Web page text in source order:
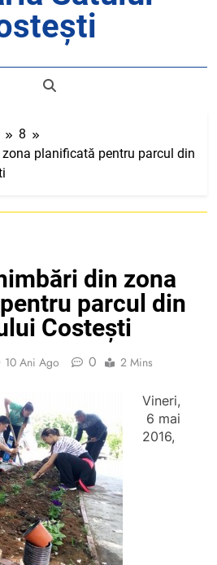
8
planificată pentru parcul din
din zona
parcul din
Costești
10 Ani Ago 0 2 Mins
Vineri,
6 mai
2016,